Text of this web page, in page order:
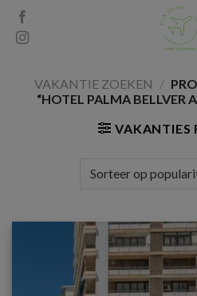
Skip
content
VAKANTIE ZOEKEN /
“HOTEL PALMA BELLVER
VAKANTIES